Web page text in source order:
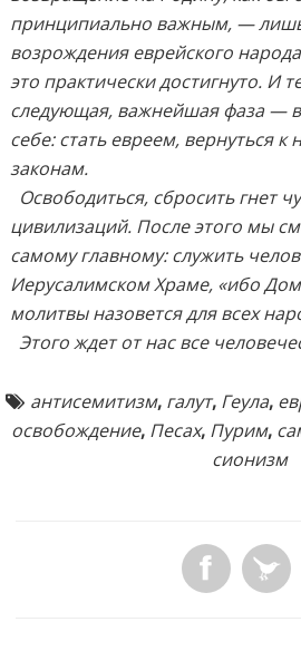
принципиально важным, —
возрождения еврейского
это практически достигнуто. И
следующая, важнейшая фаза —
себе: стать евреем, вернуться
законам.
Освободиться, сбросить гнет
цивилизаций. После этого мы
самому главному: служить
Иерусалимском Храме, «ибо
молитвы назовется для всех
Этого ждет от нас все
антисемитизм, галут, Геула,
освобождение, Песах, Пурим,
сионизм